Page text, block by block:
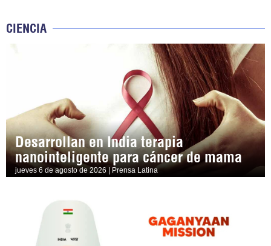
CIENCIA
Desarrollan en India terapia
nanointeligente para cáncer de mama
jueves 6 de agosto de 2026 | Prensa Latina